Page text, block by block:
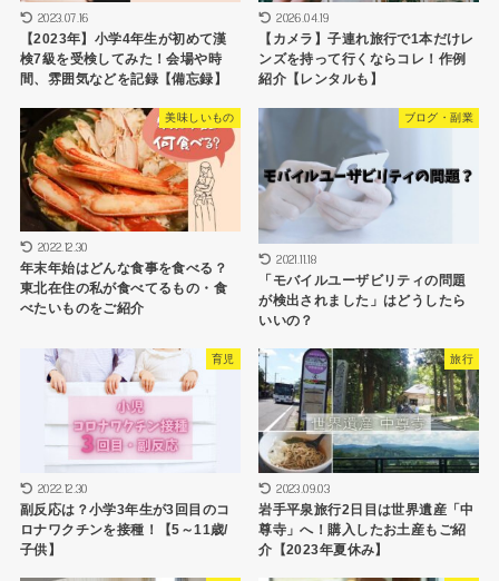
2023.07.16
【2023年】小学4年生が初めて漢
検7級を受検してみた！会場や時
間、雰囲気などを記録【備忘録】
2026.04.19
【カメラ】子連れ旅行で1本だけレ
ンズを持って行くならコレ！作例
紹介【レンタルも】
美味しいもの
2022.12.30
年末年始はどんな食事を食べる？
東北在住の私が食べてるもの・食
べたいものをご紹介
ブログ・副業
2021.11.18
「モバイルユーザビリティの問題
が検出されました」はどうしたら
いいの？
育児
2022.12.30
副反応は？小学3年生が3回目のコ
ロナワクチンを接種！【5～11歳/
子供】
旅行
2023.09.03
岩手平泉旅行2日目は世界遺産「中
尊寺」へ！購入したお土産もご紹
介【2023年夏休み】